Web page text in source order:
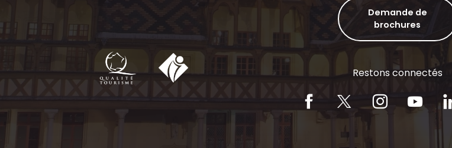
Demande de
brochures
Restons connectés